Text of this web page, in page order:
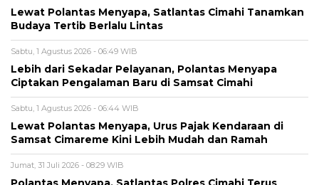
Lewat Polantas Menyapa, Satlantas Cimahi Tanamkan
Budaya Tertib Berlalu Lintas
Sabtu, 1 Agustus 2026 - 06:49 WIB
Lebih dari Sekadar Pelayanan, Polantas Menyapa
Ciptakan Pengalaman Baru di Samsat Cimahi
Sabtu, 1 Agustus 2026 - 06:44 WIB
Lewat Polantas Menyapa, Urus Pajak Kendaraan di
Samsat Cimareme Kini Lebih Mudah dan Ramah
Jumat, 31 Juli 2026 - 08:29 WIB